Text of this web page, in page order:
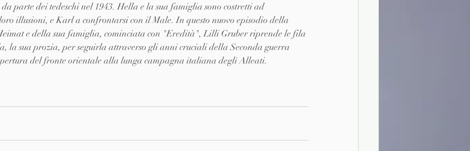
parte dei tedeschi nel 1943. Hella e la sua famiglia sono costretti ad
illusioni, e Karl a confrontarsi con il Male. In questo nuovo episodio della
e della sua famiglia, cominciata con "Eredità", Lilli Gruber riprende le fila
la sua prozia, per seguirla attraverso gli anni cruciali della Seconda guerra
del fronte orientale alla lunga campagna italiana degli Alleati.